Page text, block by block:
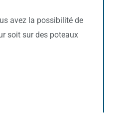
avez la possibilité de
soit sur des poteaux